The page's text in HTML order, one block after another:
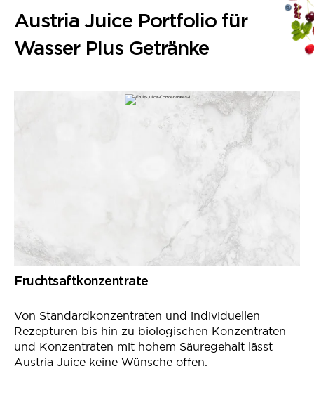
Austria Juice Portfolio für
Wasser Plus Getränke
Fruchtsaftkonzentrate
Von Standardkonzentraten und individuellen
Rezepturen bis hin zu biologischen Konzentraten
und Konzentraten mit hohem Säuregehalt lässt
Austria Juice keine Wünsche offen.